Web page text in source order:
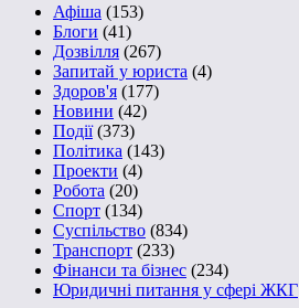
Афіша (153)
Блоги (41)
Дозвілля (267)
Запитай у юриста (4)
Здоров'я (177)
Новини (42)
Події(373)
Політика (143)
Проекти (4)
Робота (20)
Спорт (134)
Суспільство (834)
Транспорт (233)
Фінанси та бізнес (234)
Юридичні питання у сфері ЖКГ